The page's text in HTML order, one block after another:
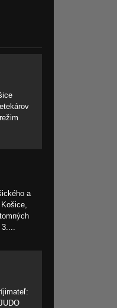
a
3....